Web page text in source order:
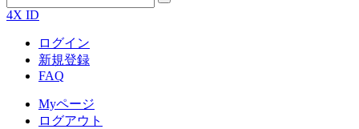
4X ID
ログイン
新規登録
FAQ
Myページ
ログアウト